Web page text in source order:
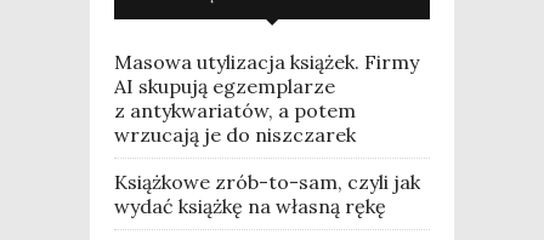
Masowa utylizacja książek. Firmy
AI skupują egzemplarze
z antykwariatów, a potem
wrzucają je do niszczarek
Książkowe zrób-to-sam, czyli jak
wydać książkę na własną rękę